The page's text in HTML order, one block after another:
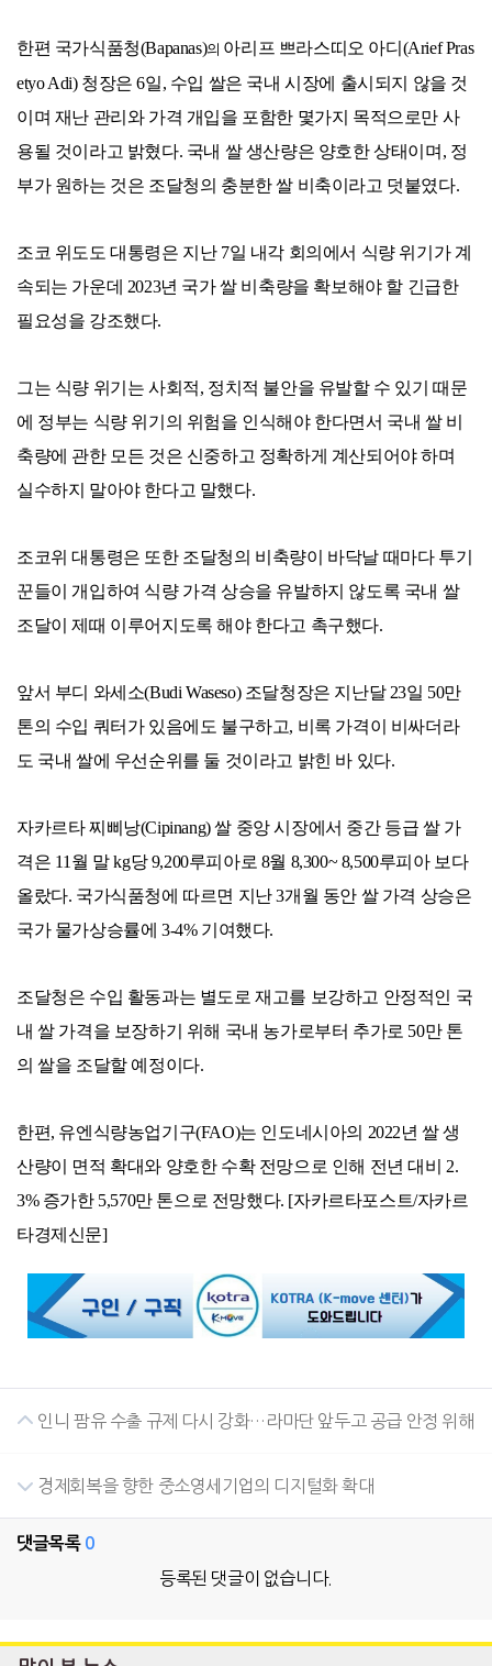
한편 국가식품청(Bapanas)의 아리프 쁘라스띠오 아디(Arief Pras
etyo Adi) 청장은 6일, 수입 쌀은 국내 시장에 출시되지 않을 것
이며 재난 관리와 가격 개입을 포함한 몇가지 목적으로만 사
용될 것이라고 밝혔다. 국내 쌀 생산량은 양호한 상태이며, 정
부가 원하는 것은 조달청의 충분한 쌀 비축이라고 덧붙였다.
조코 위도도 대통령은 지난 7일 내각 회의에서 식량 위기가 계
속되는 가운데 2023년 국가 쌀 비축량을 확보해야 할 긴급한
필요성을 강조했다.
그는 식량 위기는 사회적, 정치적 불안을 유발할 수 있기 때문
에 정부는 식량 위기의 위험을 인식해야 한다면서 국내 쌀 비
축량에 관한 모든 것은 신중하고 정확하게 계산되어야 하며
실수하지 말아야 한다고 말했다.
조코위 대통령은 또한 조달청의 비축량이 바닥날 때마다 투기
꾼들이 개입하여 식량 가격 상승을 유발하지 않도록 국내 쌀
조달이 제때 이루어지도록 해야 한다고 촉구했다.
앞서 부디 와세소(Budi Waseso) 조달청장은 지난달 23일 50만
톤의 수입 쿼터가 있음에도 불구하고, 비록 가격이 비싸더라
도 국내 쌀에 우선순위를 둘 것이라고 밝힌 바 있다.
자카르타 찌삐낭(Cipinang) 쌀 중앙 시장에서 중간 등급 쌀 가
격은 11월 말 kg당 9,200루피아로 8월 8,300~ 8,500루피아 보다
올랐다. 국가식품청에 따르면 지난 3개월 동안 쌀 가격 상승은
국가 물가상승률에 3-4% 기여했다.
조달청은 수입 활동과는 별도로 재고를 보강하고 안정적인 국
내 쌀 가격을 보장하기 위해 국내 농가로부터 추가로 50만 톤
의 쌀을 조달할 예정이다.
한편, 유엔식량농업기구(FAO)는 인도네시아의 2022년 쌀 생
산량이 면적 확대와 양호한 수확 전망으로 인해 전년 대비 2.
3% 증가한 5,570만 톤으로 전망했다. [자카르타포스트/자카르
타경제신문]
인니 팜유 수출 규제 다시 강화…라마단 앞두고 공급 안정 위해
경제회복을 향한 중소영세기업의 디지털화 확대
댓글목록 0
등록된 댓글이 없습니다.